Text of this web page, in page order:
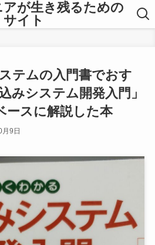
が生き残るための
サイト
テムの入門書でおす
みシステム開発入門」
ースに解説した本
9日